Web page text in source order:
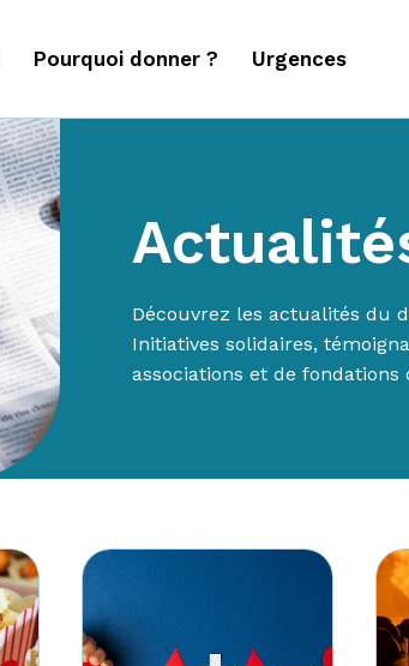
Pourquoi donner ? Urgences
Découvrez les actualités du
Initiatives solidaires,
associations et de